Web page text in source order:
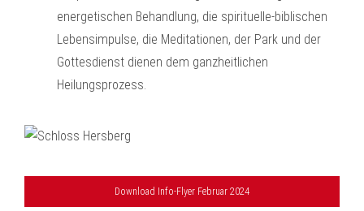
energetischen Behandlung, die spirituelle-biblischen
Lebensimpulse, die Meditationen, der Park und der
Gottesdienst dienen dem ganzheitlichen
Heilungsprozess.
Download Info-Flyer Februar 2024